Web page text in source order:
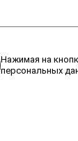
Нажимая на
персональных